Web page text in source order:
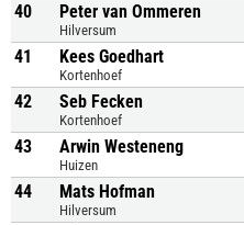
40 Peter van Ommeren
Hilversum
41 Kees Goedhart
Kortenhoef
42 Seb Fecken
Kortenhoef
43 Arwin Westeneng
Huizen
44 Mats Hofman
Hilversum